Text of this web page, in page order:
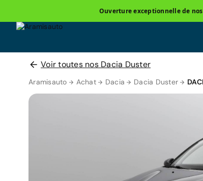
Ouverture exceptionnelle de
Voir toutes nos Dacia Duster
Aramisauto Achat Dacia Dacia Duster